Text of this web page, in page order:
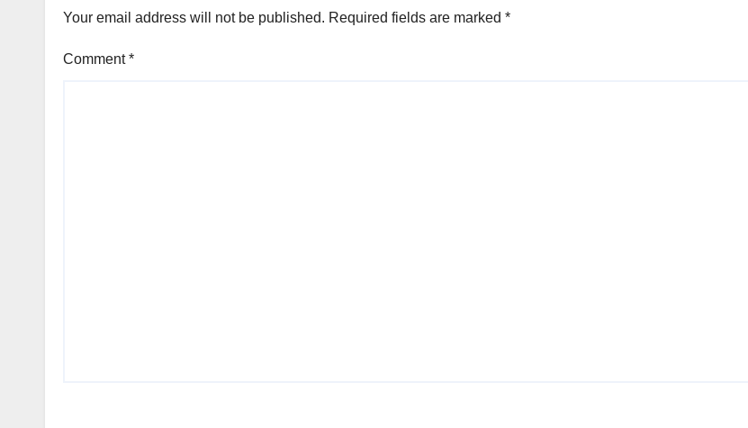
Your email address will not be published. Required fields are marked *
Comment*